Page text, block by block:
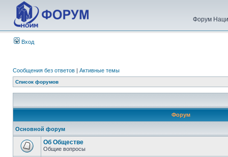
Форум
Вход
Сообщения без ответов | Активные темы
Список форумов
Форум
Основной форум
Об Обществе
Общие вопросы